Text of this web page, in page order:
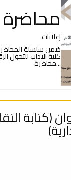
محاضرة
إعلانات
ضمن سلسلة
كلية الآداب للتحول
محاضرة...
ورشة
إعلانات
تعلن كلية الآداب
(كتابة